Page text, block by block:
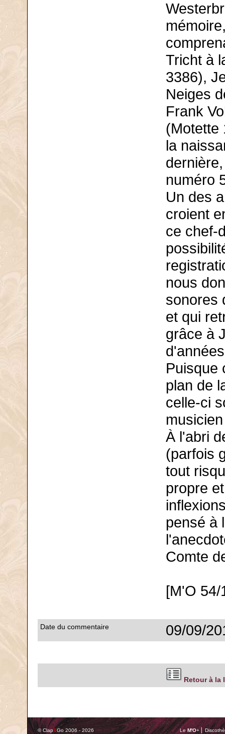
Tricht à
3386),
Neiges
Frank
la
numéro
Un des
croient
ce chef-
nous
sonores
et qui
grâce à
Puisque
plan de
celle-ci
À l'abri
(parfois
tout
propre
pensé à
Comte
[M'O 54/
Date du commentaire 09/09/
Retour à la
© Clap&Go 2006 - 2026 Le M'O+ ⎢